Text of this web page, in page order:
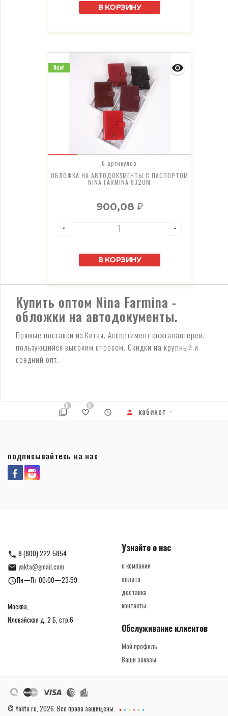
В КОРЗИНУ
6 артикулов
ОБЛОЖКА НА АВТОДОКУМЕНТЫ С ПАСПОРТОМ
NINA FARMINA 9320M
900,08 ₽
В КОРЗИНУ
New!
Купить оптом Nina Farmina -
обложки на автодокументы.
Прямые поставки из Китая. Ассортимент кожгалантереи,
пользующийся высоким спросом. Скидки на крупный и
средний опт.
0 0 кабинет
подписывайтесь на нас
8 (800) 222-5854
yakta@gmail.com
Пн—Пт 00:00—23:59
Москва,
Иловайская д. 2 Б, стр.6
Узнайте о нас
о компании
оплата
доставка
контакты
Обслуживание клиентов
Мой профиль
Ваши заказы
© Yakta.ru, 2026. Все права защищены.